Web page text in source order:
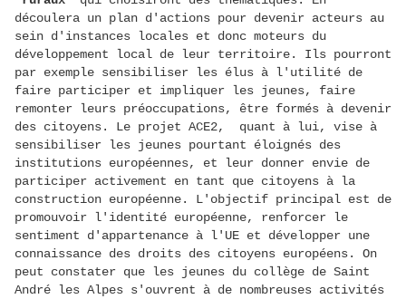
découlera un plan d'actions pour devenir acteurs au
sein d'instances locales et donc moteurs du
développement local de leur territoire. Ils pourront
par exemple sensibiliser les élus à l'utilité de
faire participer et impliquer les jeunes, faire
remonter leurs préoccupations, être formés à devenir
des citoyens. Le projet ACE2, quant à lui, vise à
sensibiliser les jeunes pourtant éloignés des
institutions européennes, et leur donner envie de
participer activement en tant que citoyens à la
construction européenne. L'objectif principal est de
promouvoir l'identité européenne, renforcer le
sentiment d'appartenance à l'UE et développer une
connaissance des droits des citoyens européens. On
peut constater que les jeunes du collège de Saint
André les Alpes s'ouvrent à de nombreuses activités